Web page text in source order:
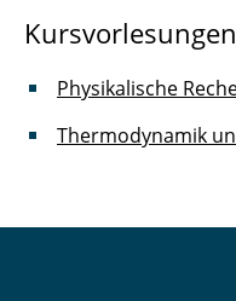
Physikalische
Thermodynamik